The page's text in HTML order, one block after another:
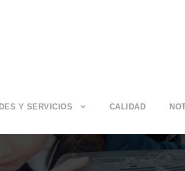
Y SERVICIOS CALIDAD